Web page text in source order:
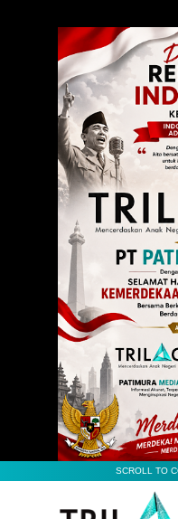
SCROLL TO